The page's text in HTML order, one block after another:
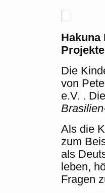
Hakuna
Projekt
Die
von
e.V. .
Als die
zum
als
leben,
Fragen